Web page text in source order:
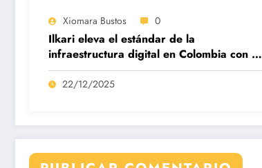
Xiomara Bustos 0
Ilkari eleva el estándar de la
infraestructura digital en Colombia con su
datacenter certificado Nivel IV de ICREA
22/12/2025